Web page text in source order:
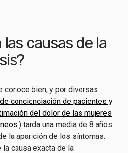
causas de la
conoce bien, y por diversas
concienciación de pacientes y
del dolor de las mujeres
) tarda una media de 8 años
la aparición de los síntomas.
causa exacta de la